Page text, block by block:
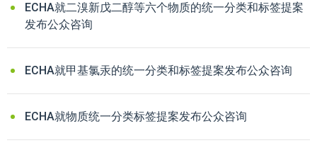
ECHA就二溴新戊二醇等六个物质的统一分类和标签提案
发布公众咨询
ECHA就甲基氯汞的统一分类和标签提案发布公众咨询
ECHA就物质统一分类标签提案发布公众咨询